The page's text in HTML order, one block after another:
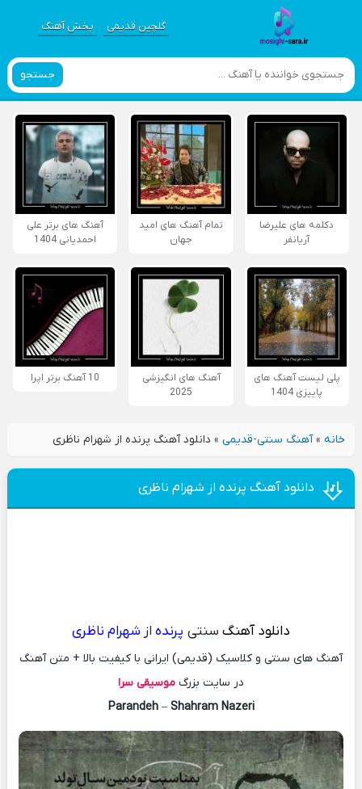
گلچین قدیمی پخش آهنگ
جستجو
دکلمه های علیرضا
آریانفر
تمام آهنگ های امید
جهان
آهنگ های برتر علی
احمدیانی 1404
پلی لیست آهنگ های
پاییزی 1404
آهنگ های انگیزشی
2025
10 آهنگ برتر اپرا
خانه»آهنگ سنتی-قدیمی» دانلود آهنگ پرنده از شهرام ناظری
دانلود آهنگ پرنده از شهرام ناظری
دانلود آهنگ سنتی پرنده از شهرام ناظری
آهنگ های سنتی و کلاسیک (قدیمی) ایرانی با کیفیت بالا + متن آهنگ
در سایت بزرگ موسیقی سرا
Parandeh– Shahram Nazeri